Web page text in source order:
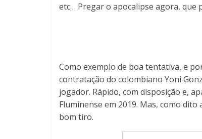
etc… Pregar o apocalipse agora, que
Como exemplo de boa tentativa, e
contratação do colombiano Yoni
jogador. Rápido, com disposição e,
Fluminense em 2019. Mas, como
bom tiro.